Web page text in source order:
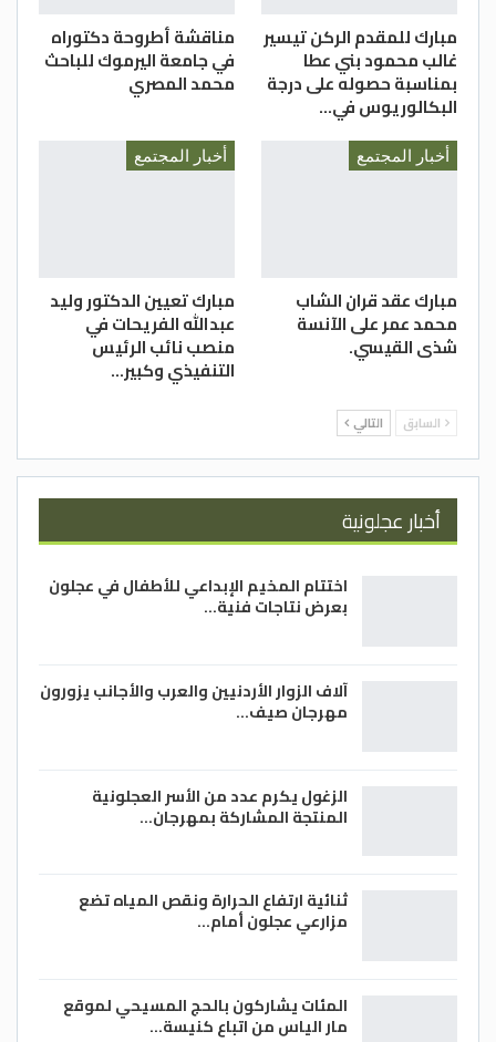
مبارك للمقدم الركن تيسير
غالب محمود بني عطا
بمناسبة حصوله على درجة
البكالوريوس في…
مناقشة أطروحة دكتوراه
في جامعة اليرموك للباحث
محمد المصري
أخبار المجتمع
مبارك عقد قران الشاب
محمد عمر على الآنسة
شذى القيسي.
أخبار المجتمع
مبارك تعيين الدكتور وليد
عبدالله الفريحات في
منصب نائب الرئيس
التنفيذي وكبير…
السابق التالي
أخبار عجلونية
اختتام المخيم الإبداعي للأطفال في عجلون
بعرض نتاجات فنية…
آلاف الزوار الأردنيين والعرب والأجانب يزورون
مهرجان صيف…
الزغول يكرم عدد من الأسر العجلونية
المنتجة المشاركة بمهرجان…
ثنائية ارتفاع الحرارة ونقص المياه تضع
مزارعي عجلون أمام…
المئات يشاركون بالحج المسيحي لموقع
مار الياس من اتباع كنيسة…